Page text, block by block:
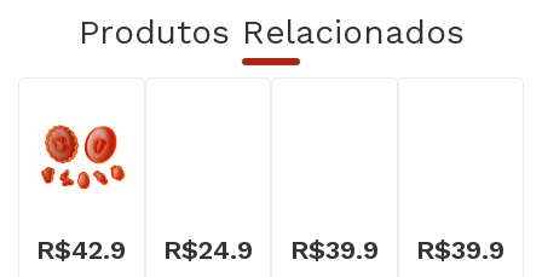
Produtos Relacionados
R$42.9
R$24.9
R$39.9
R$39.9